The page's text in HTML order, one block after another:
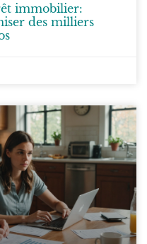
immobilier:
des milliers